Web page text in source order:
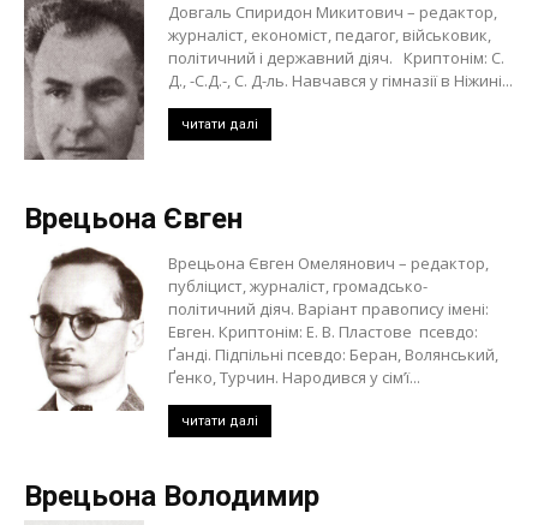
Довгаль Спиридон Микитович – редактор,
журналіст, економіст, педагог, військовик,
політичний і державний діяч. Криптонім: С.
Д., -С.Д.-, С. Д-ль. Навчався у гімназії в Ніжині...
читати далі
Врецьона Євген
Врецьона Євген Омелянович – редактор,
публіцист, журналіст, громадсько-
політичний діяч. Варіант правопису імені:
Евген. Криптонім: Е. В. Пластове псевдо:
Ґанді. Підпільні псевдо: Беран, Волянський,
Ґенко, Турчин. Народився у сім’ї...
читати далі
Врецьона Володимир